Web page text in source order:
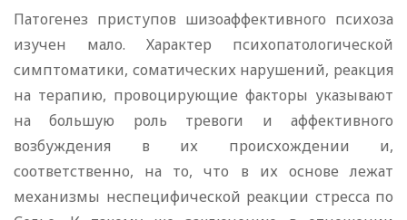
Патогенез приступов шизоаффективного психоза
изучен мало. Характер психопатологической
симптоматики, соматических нарушений, реакция
на терапию, провоцирующие факторы указывают
на большую роль тревоги и аффективного
возбуждения в их происхождении и,
соответственно, на то, что в их основе лежат
механизмы неспецифической реакции стресса по